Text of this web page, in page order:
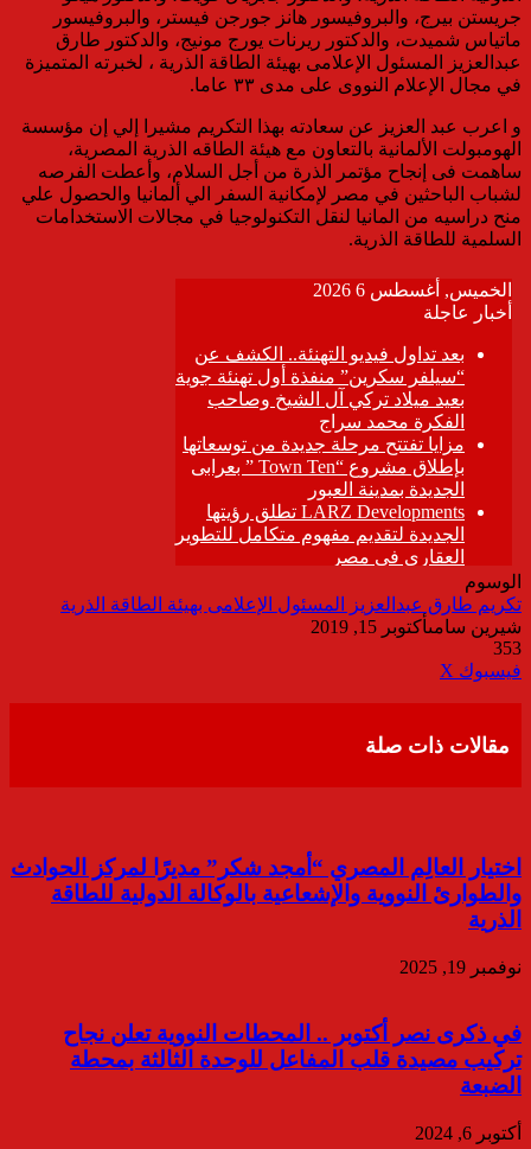
جريستن بيرج، والبروفيسور هانز جورجن فيستر، والبروفيسور
ماتياس شميدت، والدكتور ريرنات يورج مونيج، والدكتور طارق
عبدالعزيز المسئول الإعلامى بهيئة الطاقة الذرية ، لخبرته المتميزة
في مجال الإعلام النووى على مدى ٣٣ عاما.
و اعرب عبد العزيز عن سعادته بهذا التكريم مشيرا إلي إن مؤسسة
الهومبولت الألمانية بالتعاون مع هيئة الطاقه الذرية المصرية،
ساهمت فى إنجاح مؤتمر الذرة من أجل السلام، وأعطت الفرصه
لشباب الباحثين في مصر لإمكانية السفر الي ألمانيا والحصول علي
منح دراسيه من المانيا لنقل التكنولوجيا في مجالات الاستخدامات
السلمية للطاقة الذرية.
الوسوم
تكريم طارق عبدالعزيز المسئول الإعلامى بهيئة الطاقة الذرية
شيرين سامىأكتوبر 15, 2019
353
فيسبوك ‫X
مقالات ذات صلة
اختيار العالِم المصري “أمجد شكر” مديرًا لمركز الحوادث
والطوارئ النووية والإشعاعية بالوكالة الدولية للطاقة
الذرية
نوفمبر 19, 2025
في ذكرى نصر أكتوبر .. المحطات النووية تعلن نجاح
تركيب مصيدة قلب المفاعل للوحدة الثالثة بمحطة
الضبعة
أكتوبر 6, 2024